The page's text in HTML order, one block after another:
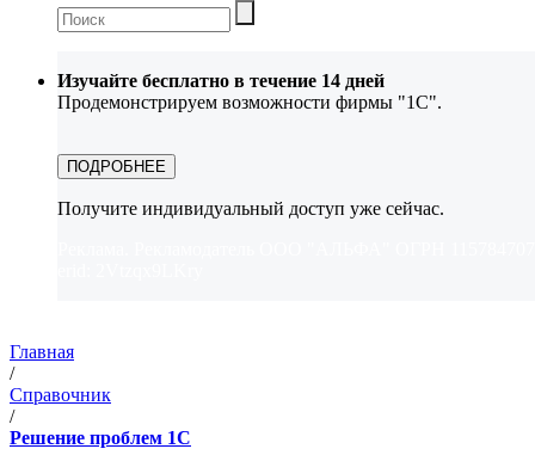
Изучайте бесплатно в течение 14 дней
Продемонстрируем возможности фирмы "1С".
ПОДРОБНЕЕ
Получите индивидуальный доступ уже сейчас.
Главная
/
Справочник
/
Решение проблем 1С